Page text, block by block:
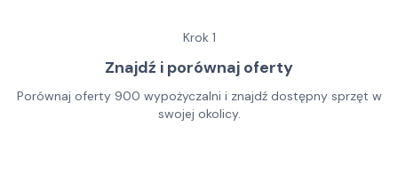
Krok 1
Znajdź i porównaj oferty
Porównaj oferty 900 wypożyczalni i znajdź dostępny sprzęt w
swojej okolicy.